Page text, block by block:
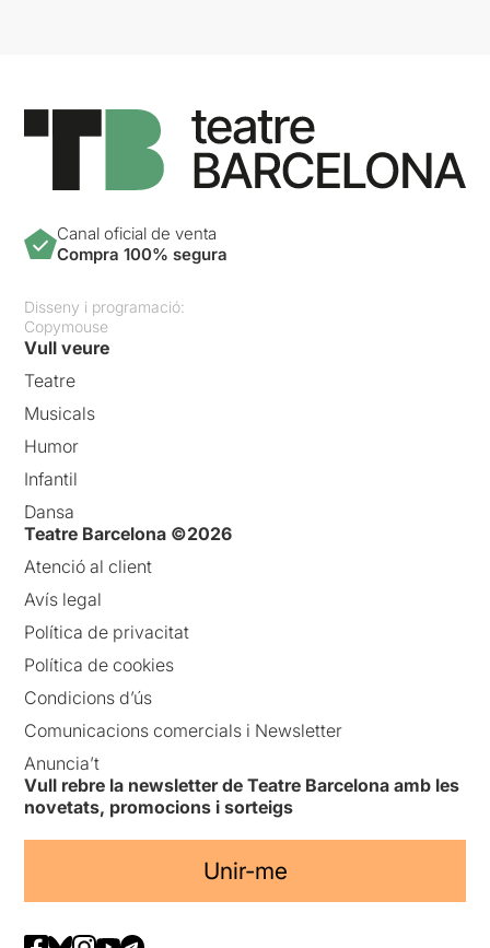
Canal oficial de venta
Compra 100% segura
Disseny i programació:
Copymouse
Vull veure
Teatre
Musicals
Humor
Infantil
Dansa
Teatre Barcelona ©2026
Atenció al client
Avís legal
Política de privacitat
Política de cookies
Condicions d’ús
Comunicacions comercials i Newsletter
Anuncia’t
Vull rebre la newsletter de Teatre Barcelona amb les
novetats, promocions i sorteigs
Unir-me